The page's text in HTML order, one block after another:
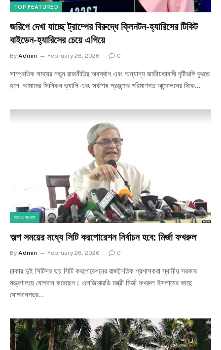
TOP FEATURED
জরিপে দেখা যাচ্ছে ট্রাম্পের বিরুদ্ধে ক্লিনটন-হ্যারিসের টিকিট
বাইডেন-হ্যারিসের চেয়ে এগিয়ে
By Admin February 26, 2026 0
সাম্প্রতিক সময়ের নতুন রাজনীতির অবস্থান এবং অন্যান্য জাতীয়তাবাদী দৃষ্টিভঙ্গি বুঝতে
হলে, আমাদের সিলিকন ভ্যালি এবং সর্বশেষ প্রজন্মের পরিমাণগত আন্দোলনের দিকে…
আরও সংবাদ
অল্প সময়ের মধ্যে সিটি করপোরেশন নির্বাচন হবে: মির্জা ফখরুল
By Admin February 26, 2026 0
ঢাকার দুই সিটিসহ ছয় সিটি করপোরেশনের রাজনৈতিক প্রশাসকরা স্থানীয় সরকার
মন্ত্রণালয়ে যোগদান করেছেন। এলজিআরডি মন্ত্রী মির্জা ফখরুল ইসলামের কাছে
যোগদানপত্র…